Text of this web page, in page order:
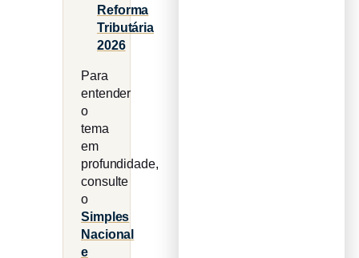
Reforma
Tributária
2026
Para
entender
o
tema
em
profundidade,
consulte
o
Simples
Nacional
e